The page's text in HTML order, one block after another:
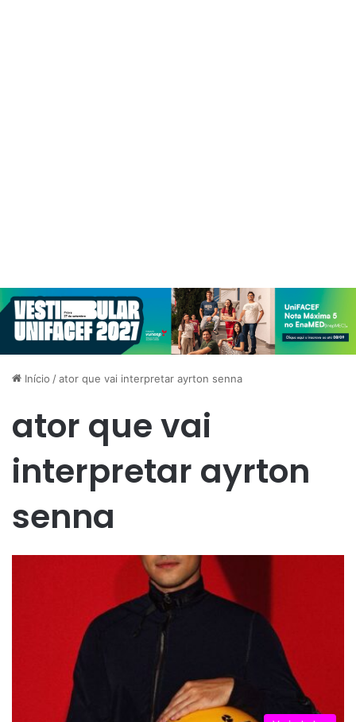
Início /ator que vai interpretar ayrton senna
ator que vai
interpretar ayrton
senna